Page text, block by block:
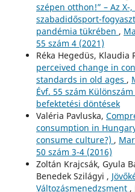
szépen otthon!” – Az X-
szabadidősport-
pandémia tükrében ,
55 szám 4 (2021)
Réka Hegedüs, Klaudia
perceived change in
standards in old ages ,
Évf. 55 szám
befektetési döntések
Valéria Pavluska,
consumption in
consume culture?) ,
50 szám 3-4 (2016)
Zoltán Krajcsák, Gyula
Benedek Szilágyi ,
Változásmenedzsment ,